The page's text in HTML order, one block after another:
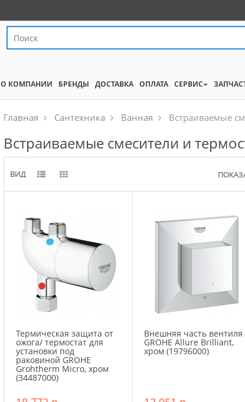
О КОМПАНИИ БРЕНДЫ ДОСТАВКА ОПЛАТА СЕРВИС
Главная Сантехника Ванная Встраиваемые
Встраиваемые смесители и
ВИД
Термическая защита от
ожога/ термостат для
установки под
раковиной GROHE
Grohtherm Micro, хром
(34487000)
Внешняя часть вентиля
GROHE Allure Brilliant,
хром (19796000)